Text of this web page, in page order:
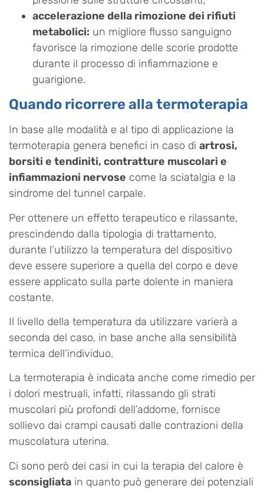
accelerazione della rimozione dei rifiuti
metabolici: un migliore flusso sanguigno
favorisce la rimozione delle scorie prodotte
durante il processo di infiammazione e
guarigione.
Quando ricorrere alla termoterapia
In base alle modalità e al tipo di applicazione la
termoterapia genera benefici in caso di artrosi,
borsiti e tendiniti, contratture muscolari e
infiammazioni nervose come la sciatalgia e la
sindrome del tunnel carpale.
Per ottenere un effetto terapeutico e rilassante,
prescindendo dalla tipologia di trattamento,
durante l’utilizzo la temperatura del dispositivo
deve essere superiore a quella del corpo e deve
essere applicato sulla parte dolente in maniera
costante.
Il livello della temperatura da utilizzare varierà a
seconda del caso, in base anche alla sensibilità
termica dell’individuo.
La termoterapia è indicata anche come rimedio per
i dolori mestruali, infatti, rilassando gli strati
muscolari più profondi dell’addome, fornisce
sollievo dai crampi causati dalle contrazioni della
muscolatura uterina.
Ci sono però dei casi in cui la terapia del calore è
sconsigliata in quanto può generare dei potenziali